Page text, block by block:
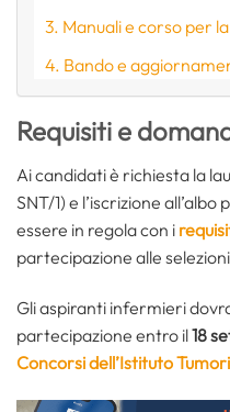
Manuali e corso per
Bando e
Requisiti e
Ai candidati è richiesta la
SNT/1) e l’iscrizione
essere in regola con i
partecipazione alle
Gli aspiranti infermieri
partecipazione entro il18
Concorsi dell’Istituto